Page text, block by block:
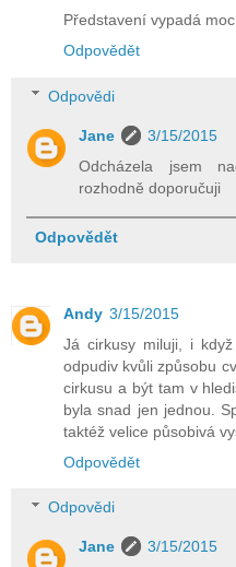
Představení vypadá
Odpovědět
Odpovědi
Jane
3/15/2015
Odcházela jsem
rozhodně doporučuji
Odpovědět
Andy 3/15/2015
Já cirkusy miluji, i
odpudiv kvůli způsobu
cirkusu a být tam v
byla snad jen jednou.
taktéž velice působivá
Odpovědět
Odpovědi
Jane
3/15/2015